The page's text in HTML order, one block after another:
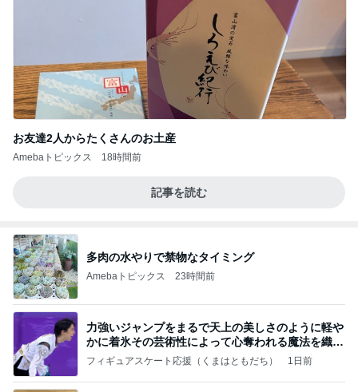
お友達2人からたくさんのお土産
Amebaトピックス 18時間前
記事を読む
多肉の水やりで禁物なタイミング
Amebaトピックス 23時間前
力強いジャンプをまるで天上の美しさのように軽や
かに着氷その芸術性によって心奪われる魔法を織り
なす
フィギュアスケート応援（くまはともだち） 1日前